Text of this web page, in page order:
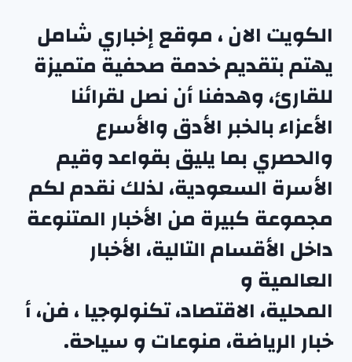
الكويت الان ، موقع إخباري شامل
يهتم بتقديم خدمة صحفية متميزة
للقارئ، وهدفنا أن نصل لقرائنا
الأعزاء بالخبر الأدق والأسرع
والحصري بما يليق بقواعد وقيم
الأسرة السعودية، لذلك نقدم لكم
مجموعة كبيرة من الأخبار المتنوعة
داخل الأقسام التالية،الأخبار
العالميةو
المحلية،الاقتصاد،تكنولوجيا،فن،أ
خبار الرياضة،منوعاتوسياحة.